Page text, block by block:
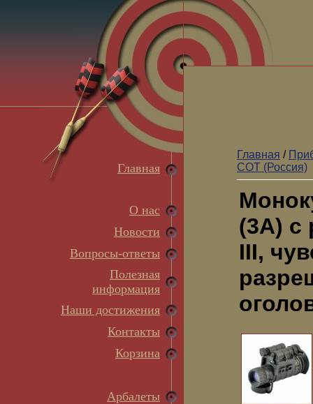
Главная
О нас
Новости
Вопросы-ответы
Полезная
информация
Наши достижения
Контакты
Корзина
Арбалеты
Главная /
СОТ (Россия)
(3A) с
III,